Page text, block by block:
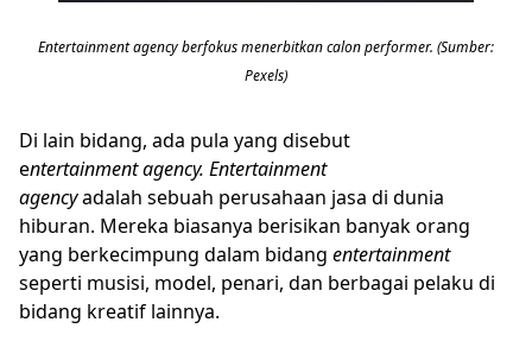
Entertainment agency berfokus menerbitkan calon performer. (Sumber:
Pexels)
Di lain bidang, ada pula yang disebut
entertainmentagency. Entertainment
agencyadalah sebuah perusahaan jasa di dunia
hiburan. Mereka biasanya berisikan banyak orang
yang berkecimpung dalam bidang entertainment
seperti musisi, model, penari, dan berbagai pelaku di
bidang kreatif lainnya.